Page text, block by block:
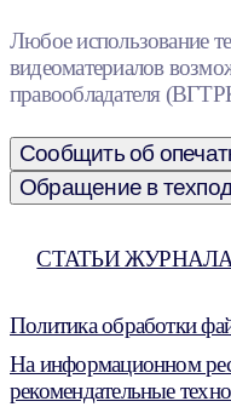
Любое использование
видеоматериалов
правообладателя
Сообщить об
Обращение в
СТАТЬИ ЖУРНАЛА
Политика обработки
На информационном
рекомендательные